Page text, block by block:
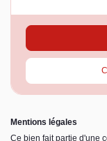
Mentions légales
Ce bien fait partie d'une